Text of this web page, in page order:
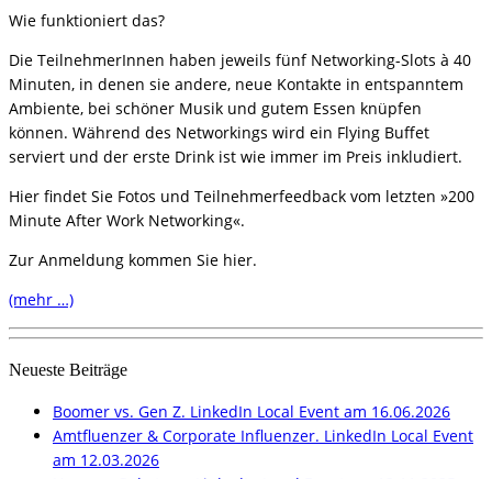
Wie funktioniert das?
Die TeilnehmerInnen haben jeweils fünf Networking-Slots à 40
Minuten, in denen sie andere, neue Kontakte in entspanntem
Ambiente, bei schöner Musik und gutem Essen knüpfen
können. Während des Networkings wird ein Flying Buffet
serviert und der erste Drink ist wie immer im Preis inkludiert.
Hier findet Sie Fotos und Teilnehmerfeedback vom letzten »200
Minute After Work Networking«.
Zur Anmeldung kommen Sie hier.
(mehr …)
Neueste Beiträge
Boomer vs. Gen Z. LinkedIn Local Event am 16.06.2026
Amtfluenzer & Corporate Influenzer. LinkedIn Local Event
am 12.03.2026